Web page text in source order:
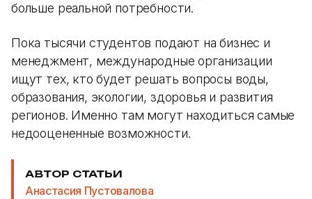
больше реальной потребности.
Пока тысячи студентов подают на бизнес и
менеджмент, международные организации
ищут тех, кто будет решать вопросы воды,
образования, экологии, здоровья и развития
регионов. Именно там могут находиться самые
недооцененные возможности.
АВТОР СТАТЬИ
Анастасия Пустовалова